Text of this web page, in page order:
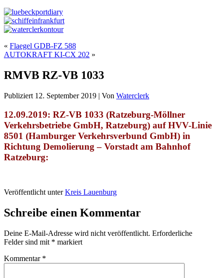
« Flaegel GDB-FZ 588
AUTOKRAFT KI-CX 202 »
RMVB RZ-VB 1033
Publiziert 12. September 2019 | Von Waterclerk
12.09.2019: RZ-VB 1033 (Ratzeburg-Möllner
Verkehrsbetriebe GmbH, Ratzeburg) auf HVV-Linie
8501 (Hamburger Verkehrsverbund GmbH) in
Richtung Demolierung – Vorstadt am Bahnhof
Ratzeburg:
Veröffentlicht unter Kreis Lauenburg
Schreibe einen Kommentar
Deine E-Mail-Adresse wird nicht veröffentlicht. Erforderliche
Felder sind mit * markiert
Kommentar *